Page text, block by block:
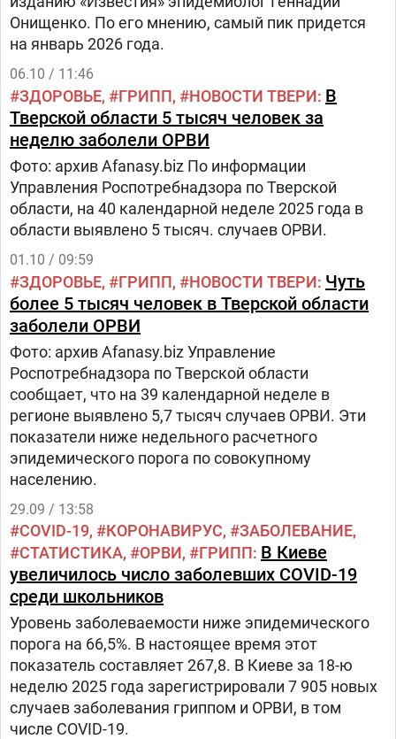
Онищенко. По его мнению, самый пик придется
на январь 2026 года.
06.10 / 11:46
ЗДОРОВЬЕ ГРИПП НОВОСТИ ТВЕРИ В
Тверской области 5 тысяч человек за
неделю заболели ОРВИ
Фото: архив Afanasy.biz По информации
Управления Роспотребнадзора по Тверской
области, на 40 календарной неделе 2025 года в
области выявлено 5 тысяч. случаев ОРВИ.
01.10 / 09:59
ЗДОРОВЬЕ ГРИПП НОВОСТИ ТВЕРИ Чуть
более 5 тысяч человек в Тверской области
заболели ОРВИ
Фото: архив Afanasy.biz Управление
Роспотребнадзора по Тверской области
сообщает, что на 39 календарной неделе в
регионе выявлено 5,7 тысяч случаев ОРВИ. Эти
показатели ниже недельного расчетного
эпидемического порога по совокупному
населению.
29.09 / 13:58
COVID-19 КОРОНАВИРУС
ЗАБОЛЕВАНИЕ
СТАТИСТИКА
ОРВИ ГРИПП В Киеве
увеличилось число заболевших COVID-19
среди школьников
Уровень заболеваемости ниже эпидемического
порога на 66,5%. В настоящее время этот
показатель составляет 267,8. В Киеве за 18-ю
неделю 2025 года зарегистрировали 7 905 новых
случаев заболевания гриппом и ОРВИ, в том
числе COVID-19.